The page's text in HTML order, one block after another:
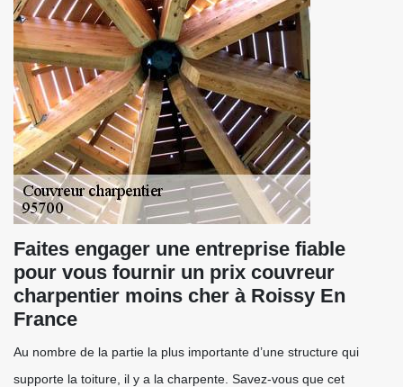
Faites engager une entreprise fiable
pour vous fournir un prix couvreur
charpentier moins cher à Roissy En
France
Au nombre de la partie la plus importante d’une structure qui
supporte la toiture, il y a la charpente. Savez-vous que cet